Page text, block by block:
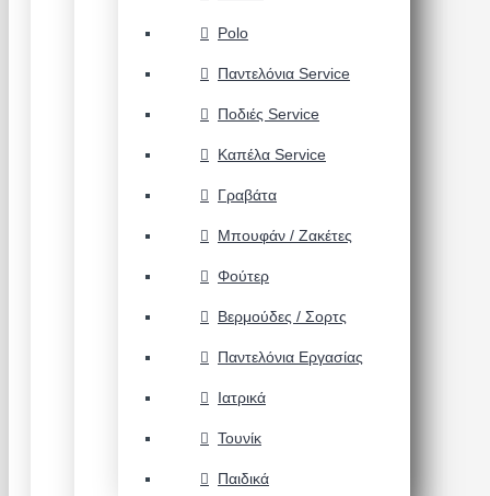
Polo
Παντελόνια Service
Ποδιές Service
Καπέλα Service
Γραβάτα
Μπουφάν / Ζακέτες
Φούτερ
Βερμούδες / Σορτς
Παντελόνια Εργασίας
Ιατρικά
Τουνίκ
Παιδικά